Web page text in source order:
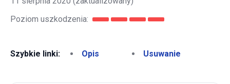
Poziom uszkodzenia:
Szybkie linki: Opis Usuwanie